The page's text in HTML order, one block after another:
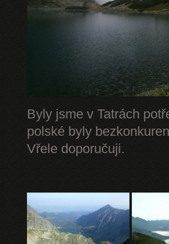
Byly jsme v Tatrách
polské byly
Vřele doporučuji.